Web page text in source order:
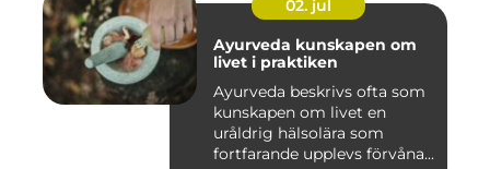
02. jul
Ayurveda kunskapen om
livet i praktiken
Ayurveda beskrivs ofta som
kunskapen om livet en
uråldrig hälsolära som
fortfarande upplevs förvåna...